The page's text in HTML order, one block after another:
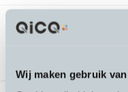
Wij maken gebruik
Passende